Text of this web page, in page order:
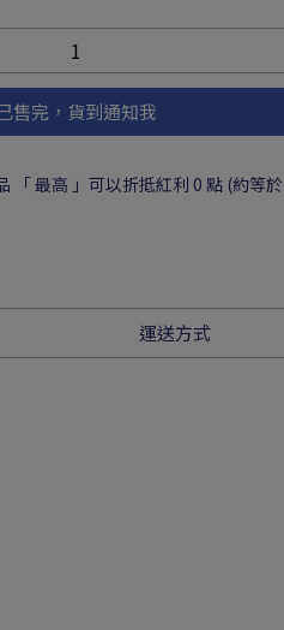
售完，貨到通知我
「 最高 」可以折抵紅利 0 點 (約等於
運送方式